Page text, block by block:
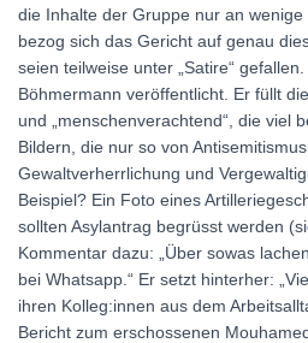
die Inhalte der Gruppe nur an wenige
bezog sich das Gericht auf genau
seien teilweise unter „Satire“
Böhmermann veröffentlicht. Er füllt
und „menschenverachtend“, die viel
Bildern, die nur so von
Gewaltverherrlichung und
Beispiel? Ein Foto eines
sollten Asylantrag begrüsst werden
Kommentar dazu: „Über sowas
bei Whatsapp.“ Er setzt hinterher:
ihren Kolleg:innen aus dem
Bericht zum erschossenen